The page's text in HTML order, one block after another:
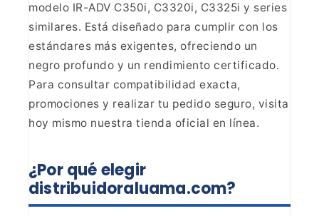
modelo IR-ADV C350i, C3320i, C3325i y series
similares. Está diseñado para cumplir con los
estándares más exigentes, ofreciendo un
negro profundo y un rendimiento certificado.
Para consultar compatibilidad exacta,
promociones y realizar tu pedido seguro, visita
hoy mismo nuestra tienda oficial en línea.
¿Por quéelegir
distribuidoraluama.com?